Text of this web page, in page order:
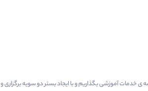
به عرصه ی خدمات آموزشی بگذاریم و با ایجاد بستر دو سویه برگزاری و